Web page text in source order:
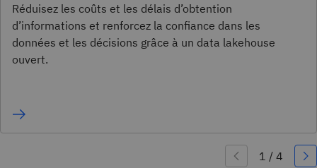
Réduisez les coûts et les délais d’obtention
d’informations et renforcez la confiance dans les
données et les décisions grâce à un data lakehouse
ouvert.